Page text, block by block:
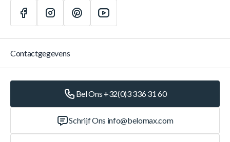
Contactgegevens
Bel Ons +32(0)3 336 31 60
Schrijf Ons info@belomax.com